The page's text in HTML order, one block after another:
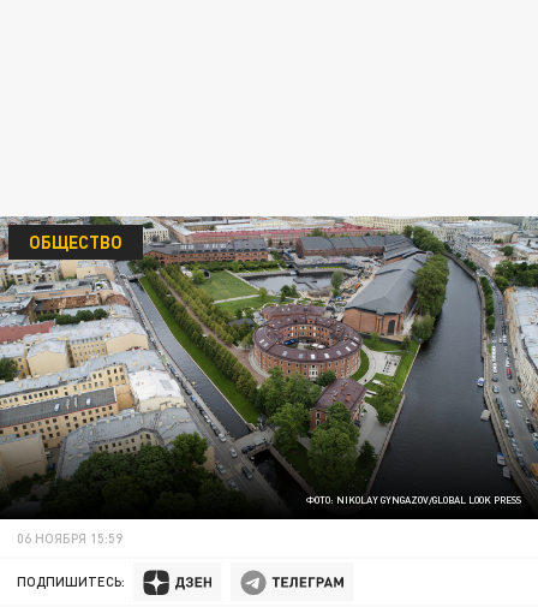
ФОТО: NIKOLAY GYNGAZOV/GLOBAL LOOK PRESS
ОБЩЕСТВО
06 НОЯБРЯ 15:59
ПОДПИШИТЕСЬ: